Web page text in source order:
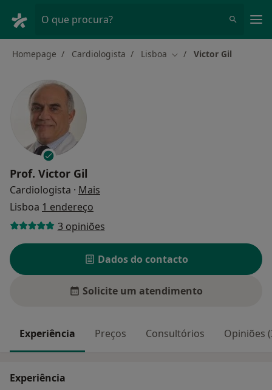
O que procura?
Homepage Cardiologista Lisboa Mudar de cidade
Victor Gil
Prof. Victor Gil
Cardiologista · Mais
Lisboa 1 endereço
3 opiniões
Dados do contacto
Solicite um atendimento
Experiência Preços Consultórios Opiniões
Experiência